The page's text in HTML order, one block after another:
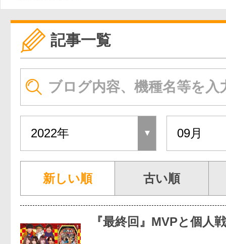
記事一覧
新しい順 古い順
『最終回』MVPと個人